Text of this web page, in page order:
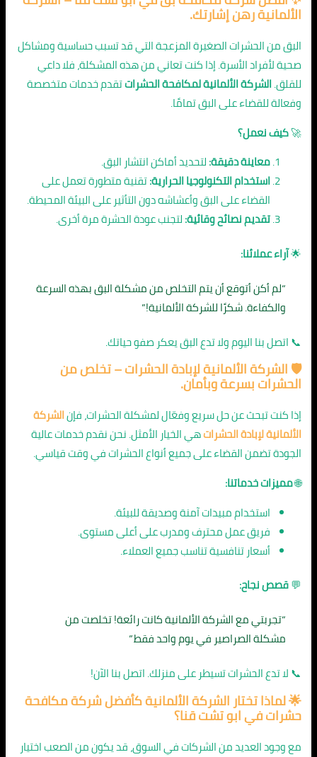
الألمانية رهن إشارتك.
البق من الحشرات الصغيرة المزعجة التي قد تسبب حساسية ومشاكل
صحية لأفراد الأسرة. إذا كنت تعاني من هذه المشكلة، فلا داعي
للقلق.الشركة الألمانية لمكافحة الحشراتتقدم خدمات متخصصة
وفعالة للقضاء على البق تمامًا.
🚀كيف نعمل؟
معاينة دقيقة:لتحديد أماكن انتشار البق.
استخدام التكنولوجيا الحرارية:تقنية متطورة تعمل على
القضاء على البق وأعشاشه دون التأثير على البيئة المحيطة.
تقديم نصائح وقائية:لتجنب عودة الحشرة مرة أخرى.
🌟آراء عملائنا:
“لم أكن أتوقع أن يتم التخلص من مشكلة البق بهذه السرعة
والكفاءة. شكرًا للشركة الألمانية!”
📞 اتصل بنا اليوم ولا تدع البق يعكر صفو حياتك.
🛡️ الشركة الألمانية لإبادة الحشرات – تخلص من
الحشرات بسرعة وبأمان.
إذا كنت تبحث عن حل سريع وفعّال لمشكلة الحشرات، فإنالشركة
الألمانية لإبادة الحشراتهي الخيار الأمثل. نحن نقدم خدمات عالية
الجودة تضمن القضاء على جميع أنواع الحشرات في وقت قياسي.
🌐مميزات خدماتنا:
استخدام مبيدات آمنة وصديقة للبيئة.
فريق عمل محترف ومدرب على أعلى مستوى.
أسعار تنافسية تناسب جميع العملاء.
💬قصص نجاح:
“تجربتي مع الشركة الألمانية كانت رائعة! تخلصت من
مشكلة الصراصير في يوم واحد فقط.”
📞 لا تدع الحشرات تسيطر على منزلك. اتصل بنا الآن!
🌟 لماذا تختار الشركة الألمانية كأفضل شركة مكافحة
حشرات في ابو تشت قنا؟
مع وجود العديد من الشركات في السوق، قد يكون من الصعب اختيار